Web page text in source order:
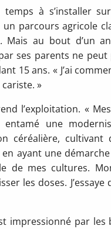
à s’installer
un parcours agricole
Mais au bout d’un
ses parents ne peut
15 ans. « J’ai
»
l’exploitation. «
une
céréalière,
ayant une démarche
de mes cultures.
les doses. J’essaye
impressionné par